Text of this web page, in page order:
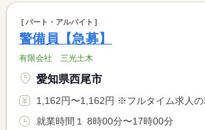
パート・アルバイト
警備員【急募】
有限会社 三光土木
愛知県西尾市
1,162円〜1,162円 ※フルタイム求人の場合は月額（換算額）、パート求人の
就業時間１ 8時00分〜17時00分